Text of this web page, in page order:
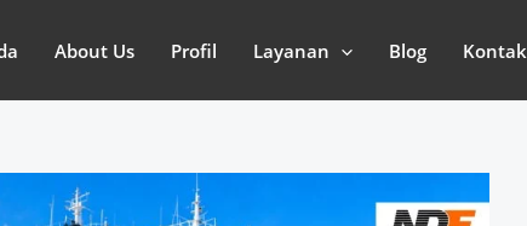
About Us Profil Layanan Blog Kontak